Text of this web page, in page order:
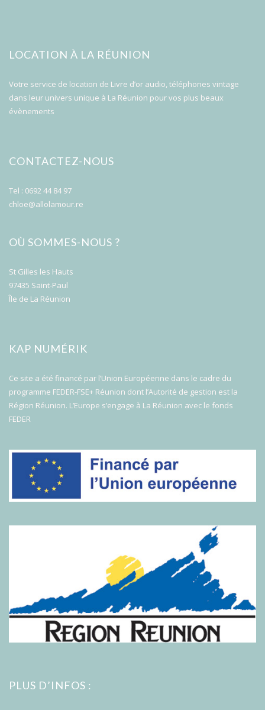
LOCATION À LA RÉUNION
Votre service de location de Livre d’or audio, téléphones vintage
dans leur univers unique à La Réunion pour vos plus beaux
évènements
CONTACTEZ-NOUS
Tel : 0692 44 84 97
chloe@allolamour.re
OÙ SOMMES-NOUS ?
St Gilles les Hauts
97435 Saint-Paul
Île de La Réunion
KAP NUMÉRIK
Ce site a été financé par l’Union Européenne dans le cadre du
programme FEDER-FSE+ Réunion dont l’Autorité de gestion est la
Région Réunion. L’Europe s’engage à La Réunion avec le fonds
FEDER
PLUS D’INFOS :